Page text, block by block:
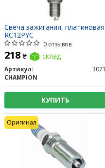
Свеча зажигания, платиновая
RC12PYC
0 отзывов
218 ₴ склад
Артикул:
3071
CHAMPION
КУПИТЬ
Оригинал